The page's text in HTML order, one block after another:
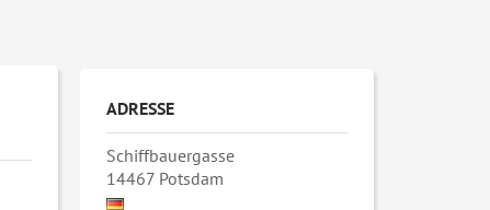
ADRESSE
Schiffbauergasse
14467 Potsdam